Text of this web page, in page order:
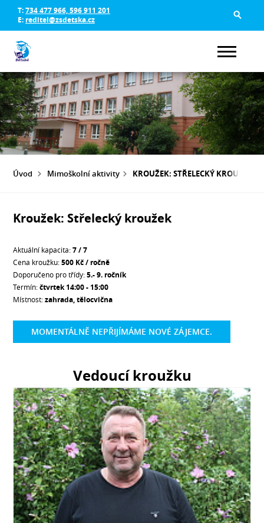
T:734 477 966, 596 911 201
E: reditel@zsdetska.cz
Úvod Mimoškolní aktivity KROUŽEK: STŘELECKÝ KROUŽEK
Kroužek: Střelecký kroužek
Aktuální kapacita:7 / 7
Cena kroužku:500 Kč / ročně
Doporučeno pro třídy:5.- 9. ročník
Termín:čtvrtek 14:00 - 15:00
Místnost:zahrada, tělocvična
MOMENTÁLNĚ NEPŘIJÍMÁME NOVÉ ZÁJEMCE.
Vedoucí kroužku